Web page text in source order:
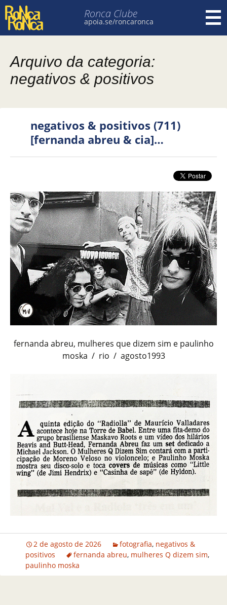
Ronca Clube
apoia.se/roncaronca
Arquivo da categoria:
negativos & positivos
negativos & positivos (711)
[fernanda abreu & cia]…
fernanda abreu, mulheres que dizem sim e paulinho
moska / rio / agosto1993
2 de agosto de 2026 fotografia, negativos &
positivos
fernanda abreu, mulheres Q dizem sim,
paulinho moska